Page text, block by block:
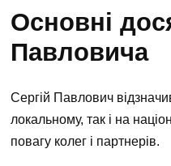
Основні
Павловича
Сергій Павлович
локальному, так і на
повагу колег і партнерів.